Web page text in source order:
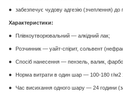
забезпечує чудову адгезію (зчеплення)
Характеристики:
Плівкоутворювальний — алкідний лак;
Розчинник — уайт-спірит, сольвент
Спосіб нанесення — пензель, валик,
Норма витрати в один шар — 100-180 г/м2
Час висихання одного шару — 24 години